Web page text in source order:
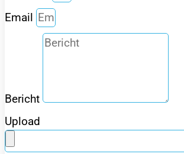
Email
Bericht
Upload